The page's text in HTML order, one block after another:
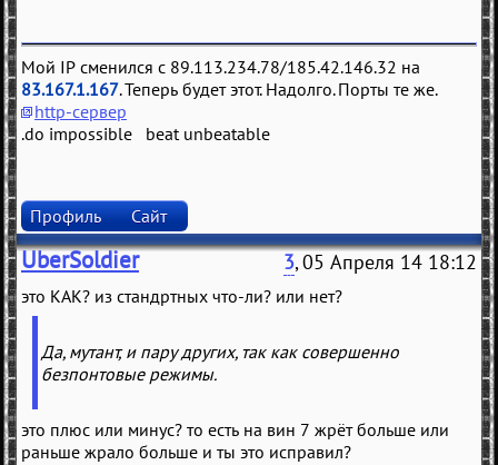
Мой IP сменился с 89.113.234.78/185.42.146.32 на
83.167.1.167. Теперь будет этот. Надолго. Порты те же.
http-сервер
.do impossible beat unbeatable
Профиль Сайт
UberSoldier 3, 05 Апреля 14 18:12
это КАК? из стандртных что-ли? или нет?
Да, мутант, и пару других, так как совершенно
безпонтовые режимы.
это плюс или минус? то есть на вин 7 жрёт больше или
раньше жрало больше и ты это исправил?